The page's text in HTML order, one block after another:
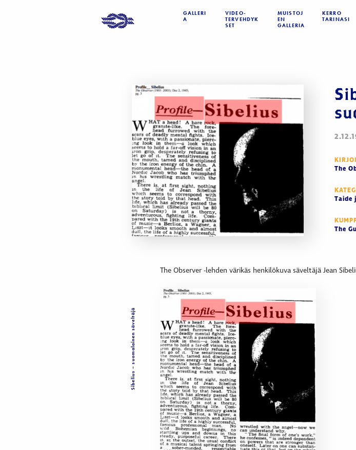
GALLERI
A
VIDEO­­
TERVEHDYK
SET
MUISTOJ
EN
GALLERIA
KERRO
TARINASI
The
The
Sibelius – suomalainen säveltäjä
The Observer -lehden värikäs henkilökuva säveltäjä Jean